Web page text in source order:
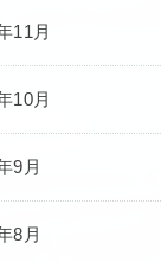
11月
10月
9月
8月